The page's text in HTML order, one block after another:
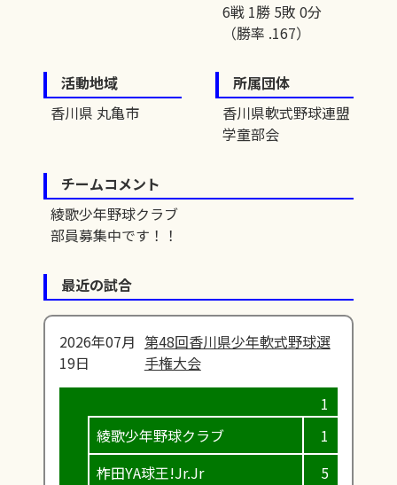
6戦 1勝 5敗 0分
（勝率 .167）
活動地域
香川県 丸亀市
所属団体
香川県軟式野球連盟
学童部会
チームコメント
綾歌少年野球クラブ
部員募集中です！！
最近の試合
2026年07月
19日
第48回香川県少年軟式野球選
手権大会
綾歌少年野球クラブ
柞田YA球王!Jr.Jr
1
5